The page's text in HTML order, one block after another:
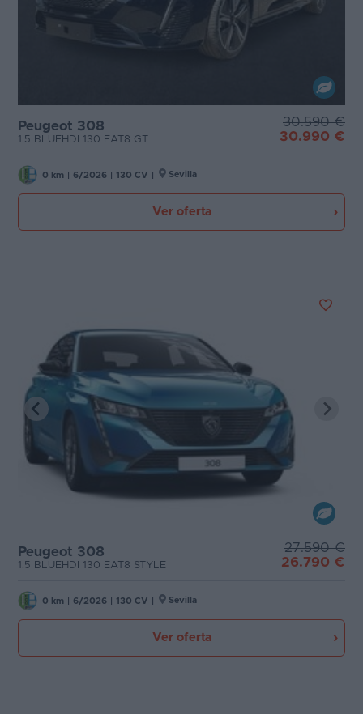
Peugeot 308
1.5 BLUEHDI 130 EAT8 GT
30.590 €
30.990 €
0 km 6/2026 130 CV Sevilla
Ver oferta
Peugeot 308
1.5 BLUEHDI 130 EAT8 STYLE
27.590 €
26.790 €
0 km 6/2026 130 CV Sevilla
Ver oferta